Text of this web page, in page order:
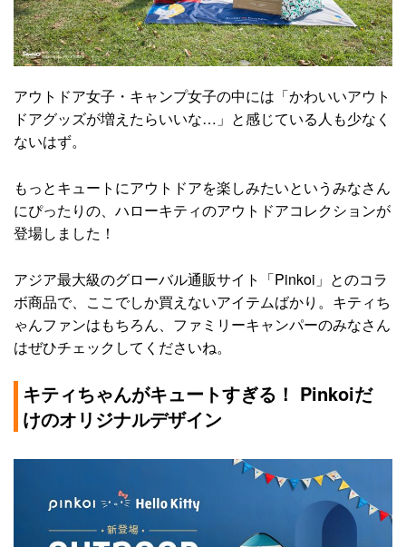
アウトドア女子・キャンプ女子の中には「かわいいアウト
ドアグッズが増えたらいいな…」と感じている人も少なく
ないはず。
もっとキュートにアウトドアを楽しみたいというみなさん
にぴったりの、ハローキティのアウトドアコレクションが
登場しました！
アジア最大級のグローバル通販サイト「Pinkoi」とのコラ
ボ商品で、ここでしか買えないアイテムばかり。キティち
ゃんファンはもちろん、ファミリーキャンパーのみなさん
はぜひチェックしてくださいね。
キティちゃんがキュートすぎる！ Pinkoiだ
けのオリジナルデザイン